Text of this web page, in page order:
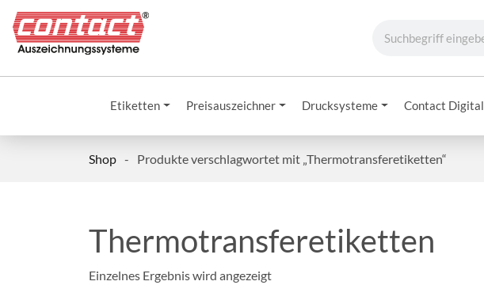
Etiketten Preisauszeichner Drucksysteme Contact Digital
Shop - Produkte verschlagwortet mit „Thermotransferetiketten“
Thermotransferetiketten
Einzelnes Ergebnis wird angezeigt